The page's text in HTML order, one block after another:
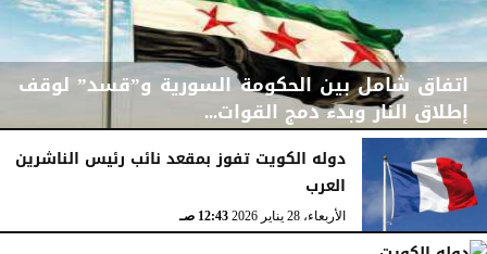
اتفاق شامل بين الحكومة السورية و”قسد” لوقف
إطلاق النار وبدء دمج القوات...
الجمعة، 30 يناير 2026 06:08 مـ
دوله الكويت تفوز بمقعد نائب رئيس الناشرين
العرب
الأربعاء، 28 يناير 2026 12:43 صـ